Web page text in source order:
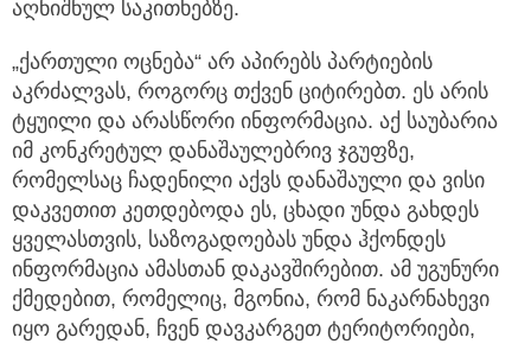
აღნიშნულ საკითხებზე.
„ქართული ოცნება“ არ აპირებს პარტიების
აკრძალვას, როგორც თქვენ ციტირებთ. ეს არის
ტყუილი და არასწორი ინფორმაცია. აქ საუბარია
იმ კონკრეტულ დანაშაულებრივ ჯგუფზე,
რომელსაც ჩადენილი აქვს დანაშაული და ვისი
დაკვეთით კეთდებოდა ეს, ცხადი უნდა გახდეს
ყველასთვის, საზოგადოებას უნდა ჰქონდეს
ინფორმაცია ამასთან დაკავშირებით. ამ უგუნური
ქმედებით, რომელიც, მგონია, რომ ნაკარნახევი
იყო გარედან, ჩვენ დავკარგეთ ტერიტორიები,